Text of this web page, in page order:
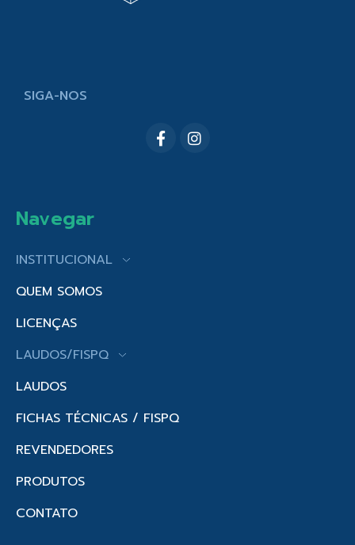
SIGA-NOS
Navegar
INSTITUCIONAL
QUEM SOMOS
LICENÇAS
LAUDOS/FISPQ
LAUDOS
FICHAS TÉCNICAS / FISPQ
REVENDEDORES
PRODUTOS
CONTATO